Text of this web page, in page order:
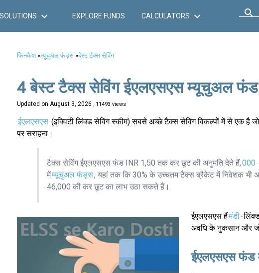
SOLUTIONS EXPLORE FUNDS CALCULATORS
फिनकैश»म्यूचुअल फंड्स»बेस्ट टैक्स सेविंग
4 बेस्ट टैक्स सेविंग ईएलएसएस म्यूचुअल
Updated on August 3, 2026 , 11493 views
ईएलएसएस (इक्विटी लिंक्ड सेविंग स्कीम) सबसे अच्छे टैक्स सेविंग विकल्पों में से एक है
पर सराहना।
टैक्स सेविंग ईएलएसएस फंड INR 1,50 तक कर छूट की अनुमति देते हैं,000
मेंम्यूचुअल फंड्स, यहां तक कि 30% के उच्चतम टैक्स ब्रैकेट में निवेशक भी
46,000 की कर छूट का लाभ उठा सकते हैं।
ईएलएसएस हैंमंडी-
अवधि के नुकसान और
ईएलएसएस फंड